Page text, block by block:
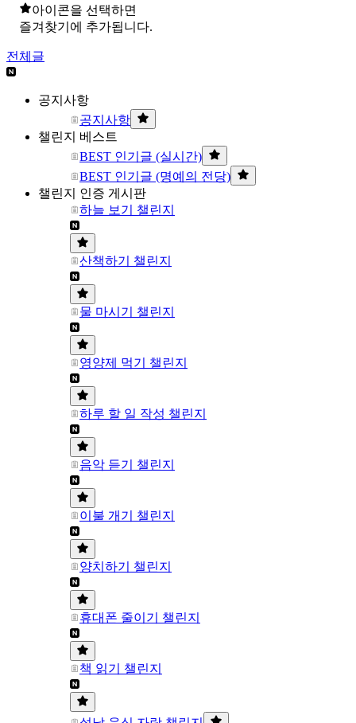
아이콘을 선택하면
즐겨찾기에 추가됩니다.
전체글
공지사항
공지사항
챌린지 베스트
BEST 인기글 (실시간)
BEST 인기글 (명예의 전당)
챌린지 인증 게시판
하늘 보기 챌린지
산책하기 챌린지
물 마시기 챌린지
영양제 먹기 챌린지
하루 할 일 작성 챌린지
음악 듣기 챌린지
이불 개기 챌린지
양치하기 챌린지
휴대폰 줄이기 챌린지
책 읽기 챌린지